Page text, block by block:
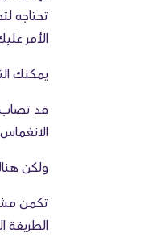
تحتاجه
الأمر عليك قضاء 20 ساعة
يمكنك
قد تصاب
ولكن